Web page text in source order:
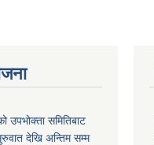
उपभोक्ता समितिबाट
देखि अन्तिम सम्म